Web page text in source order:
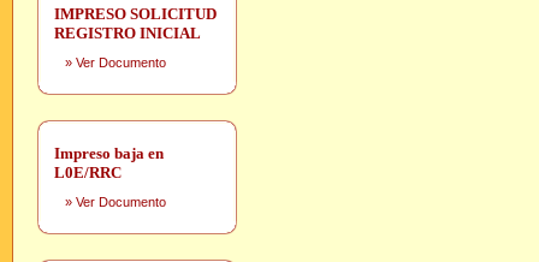
IMPRESO SOLICITUD
REGISTRO INICIAL
» Ver Documento
Impreso baja en
L0E/RRC
» Ver Documento